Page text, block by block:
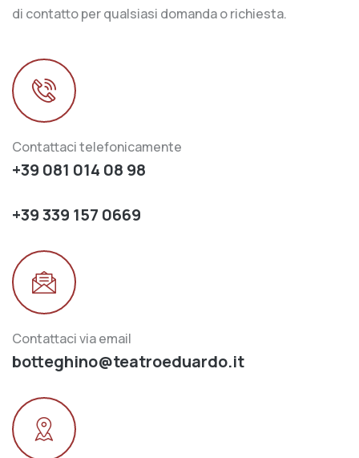
di contatto per qualsiasi domanda o richiesta.
Contattaci telefonicamente
+39 081 014 08 98
+39 339 157 0669
Contattaci via email
botteghino@teatroeduardo.it